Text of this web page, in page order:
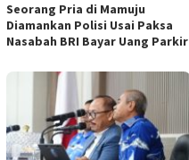
Seorang Pria di Mamuju
Diamankan Polisi Usai Paksa
Nasabah BRI Bayar Uang Parkir